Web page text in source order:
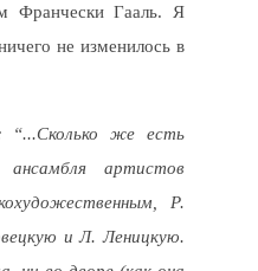
Франчески Гааль. Я
не изменилось в
“...Сколько же есть
ансамбля артистов
Р.
и Л. Леницкую.